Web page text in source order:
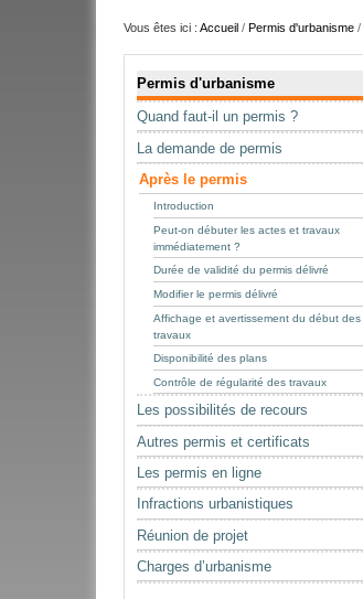
Vous êtes ici : Accueil / Permis d'urbanisme /
Permis d'urbanisme
Quand faut-il un permis ?
La demande de permis
Après le permis
Introduction
Peut-on débuter les actes et travaux
immédiatement ?
Durée de validité du permis délivré
Modifier le permis délivré
Affichage et avertissement du début des
travaux
Disponibilité des plans
Contrôle de régularité des travaux
Les possibilités de recours
Autres permis et certificats
Les permis en ligne
Infractions urbanistiques
Réunion de projet
Charges d’urbanisme